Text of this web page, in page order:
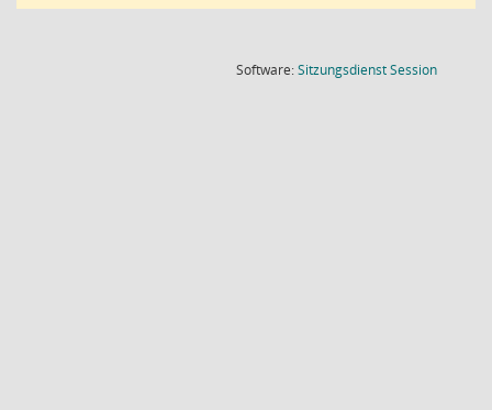
Software:SitzungsdienstSession(Wird in